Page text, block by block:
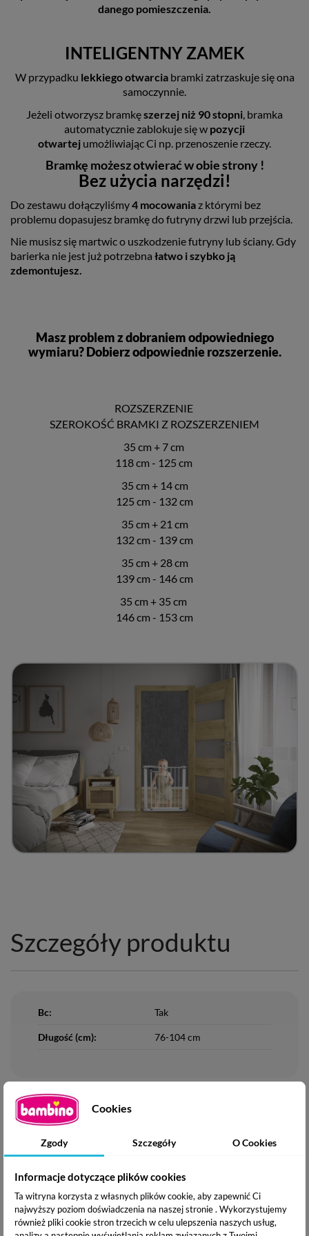
danego pomieszczenia.
INTELIGENTNY ZAMEK
W przypadku lekkiego otwarciabramki zatrzaskuje się ona
samoczynnie.
Jeżeli otworzysz bramkęszerzej niż 90 stopni , bramka
automatycznie zablokuje się w pozycji
otwartej umożliwiając Ci np. przenoszenie rzeczy.
Bramkę możesz otwierać w obie strony !
Bez użycia narzędzi!
Do zestawu dołączyliśmy4 mocowaniaz którymi bez
problemu dopasujesz bramkę do futryny drzwi lub przejścia.
Nie musisz się martwic o uszkodzenie futryny lub ściany. Gdy
barierka nie jest już potrzebna łatwo i szybko ją
zdemontujesz.
Masz problem z dobraniem odpowiedniego
wymiaru?Dobierz odpowiednie rozszerzenie.
ROZSZERZENIE
SZEROKOŚĆ BRAMKI Z ROZSZERZENIEM
35 cm + 7 cm
118 cm - 125 cm
35 cm + 14 cm
125 cm - 132 cm
35 cm + 21 cm
132 cm - 139 cm
35 cm + 28 cm
139 cm - 146 cm
35 cm + 35 cm
146 cm - 153 cm
Szczegóły produktu
Bc: Tak
Długość (cm): 76-104 cm
Komentarze
51 Opinie
Świetna bramka
Cookies
Zgody Szczegóły O Cookies
Informacje dotyczące plików cookies
Ta witryna korzysta z własnych plików cookie, aby zapewnić Ci
najwyższy poziom doświadczenia na naszej stronie . Wykorzystujemy
również pliki cookie stron trzecich w celu ulepszenia naszych usług,